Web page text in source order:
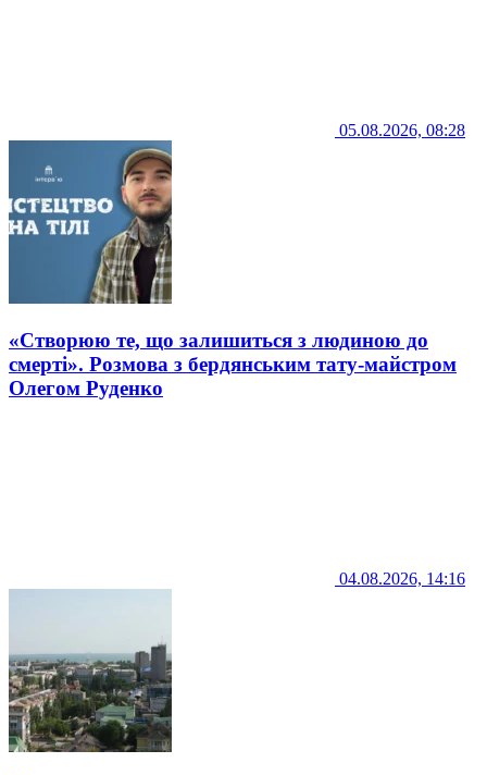
05.08.2026, 08:28
«Створюю те, що залишиться з людиною до
смерті». Розмова з бердянським тату-майстром
Олегом Руденко
04.08.2026, 14:16